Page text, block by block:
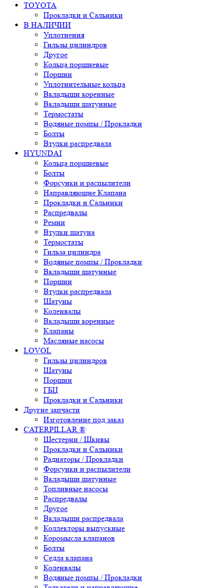
TOYOTA
Прокладки и Сальники
В НАЛИЧИИ
Уплотнения
Гильзы цилиндров
Другое
Кольца поршневые
Поршни
Уплотнительные кольца
Вкладыши коренные
Вкладыши шатунные
Термостаты
Водяные помпы / Прокладки
Болты
Втулки распредвала
HYUNDAI
Кольца поршневые
Болты
Форсунки и распылители
Направляющие Клапана
Прокладки и Сальники
Распредвалы
Ремни
Втулки шатуна
Термостаты
Гильза цилиндра
Водяные помпы / Прокладки
Вкладыши шатунные
Поршни
Втулки распредвала
Шатуны
Коленвалы
Вкладыши коренные
Клапаны
Масляные насосы
LOVOL
Гильзы цилиндров
Шатуны
Поршни
ГБЦ
Прокладки и Сальники
Другие запчасти
Изготовление под заказ
CATERPILLAR ®
Шестерни / Шкивы
Прокладки и Сальники
Радиаторы / Прокладки
Форсунки и распылители
Вкладыши шатунные
Топливные насосы
Распредвалы
Другое
Вкладыши распредвала
Коллекторы выпускные
Коромысла клапанов
Болты
Седла клапана
Коленвалы
Водяные помпы / Прокладки